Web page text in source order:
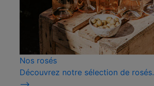
Nos rosés
Découvrez notre sélection de rosés.
⟶